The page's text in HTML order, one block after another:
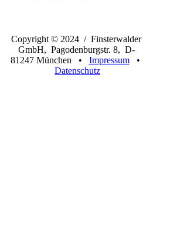
Copyright © 2024 / Finsterwalder
GmbH, Pagodenburgstr. 8, D-
81247 München • Impressum•
Datenschutz